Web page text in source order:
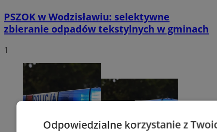
PSZOK w Wodzisławiu: selektywne
zbieranie odpadów tekstylnych w gminach
1
Odpowiedzialne korzystanie z